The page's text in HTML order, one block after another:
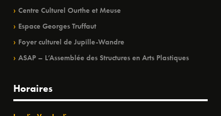
Centre Culturel Ourthe et Meuse
Espace Georges Truffaut
Foyer culturel de Jupille-Wandre
ASAP – L’Assemblée des Structures en Arts Plastiques
Horaires